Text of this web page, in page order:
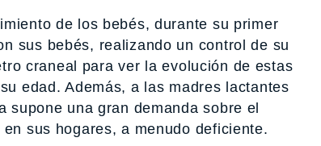
de los bebés, durante su primer
sus bebés, realizando un control de su
craneal para ver la evolución de estas
edad. Además, a las madres lactantes
supone una gran demanda sobre el
sus hogares, a menudo deficiente.